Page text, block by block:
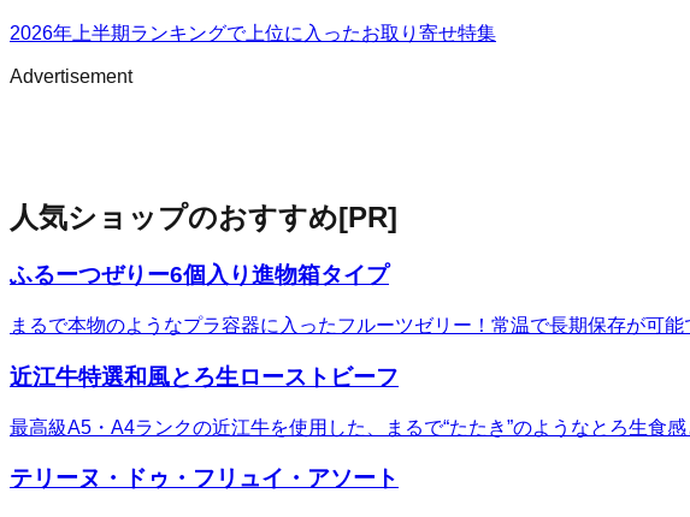
2026年上半期ランキングで上位に入ったお取り寄せ特集
Advertisement
人気ショップのおすすめ[PR]
ふるーつぜりー6個入り進物箱タイプ
まるで本物のようなプラ容器に入ったフルーツゼリー！常温で長期保存が可能
近江牛特選和風とろ生ローストビーフ
最高級A5・A4ランクの近江牛を使用した、まるで“たたき”のようなとろ生食
テリーヌ・ドゥ・フリュイ・アソート